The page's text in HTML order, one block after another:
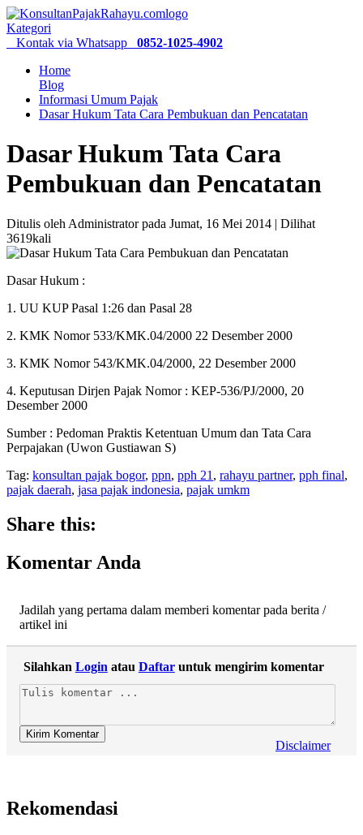
Kategori
Kontak via Whatsapp
0852-1025-4902
Home
Blog
Informasi Umum Pajak
Dasar Hukum Tata Cara Pembukuan dan Pencatatan
Dasar Hukum Tata Cara
Pembukuan dan Pencatatan
Ditulis oleh Administrator pada Jumat, 16 Mei 2014 | Dilihat
3619kali
Dasar Hukum :
1. UU KUP Pasal 1:26 dan Pasal 28
2. KMK Nomor 533/KMK.04/2000 22 Desember 2000
3. KMK Nomor 543/KMK.04/2000, 22 Desember 2000
4. Keputusan Dirjen Pajak Nomor : KEP-536/PJ/2000, 20
Desember 2000
Sumber : Pedoman Praktis Ketentuan Umum dan Tata Cara
Perpajakan (Uwon Gustiawan S)
Tag: konsultan pajak bogor, ppn, pph 21 , rahayu partner, pph final,
pajak daerah, jasa pajak indonesia, pajak umkm
Share this:
Komentar Anda
Jadilah yang pertama dalam memberi komentar pada berita /
artikel ini
Silahkan Login atau Daftaruntuk mengirim komentar
Disclaimer
Rekomendasi